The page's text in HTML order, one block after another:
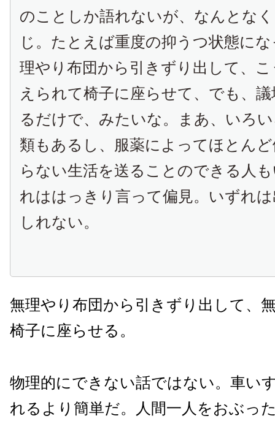
のことしか語れないが、なんとな
じ。たとえば重度の抑うつ状態に
理やり布団から引きずり出して、
えられて椅子に座らせて、でも、
るだけで、みたいな。まあ、いろ
類もあるし、服薬によってほとん
らない生活を送ることのできる人
れははっきり言って偏見。いずれ
しれない。
無理やり布団から引きずり出して、
椅子に座らせる。
物理的にできない話ではない。車い
れるより簡単だ。人間一人をおぶっ